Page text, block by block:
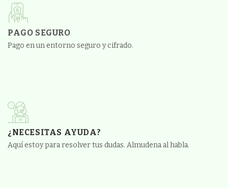
PAGO SEGURO
Pago en un entorno seguro y cifrado.
¿NECESITAS AYUDA?
Aquí estoy para resolver tus dudas. Almudena al habla.